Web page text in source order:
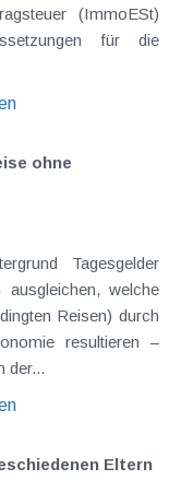
(ImmoESt)
für die
ohne
ausgleichen, welche
Reisen) durch
resultieren –
der...
Eltern